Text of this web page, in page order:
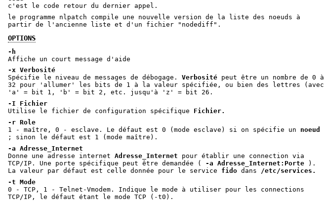
c'est le code retour du dernier appel.
le programme nlpatch compile une nouvelle version de la liste des noeuds à
partir de l'ancienne liste et d'un fichier "nodediff".
OPTIONS
-h
Affiche un court message d'aide
-x Verbosité
Spécifie le niveau de messages de débogage. Verbosité peut être un nombre de 0 à
32 pour 'allumer' les bits de 1 à la valeur spécifiée, ou bien des lettres (avec
'a' = bit 1, 'b' = bit 2, etc. jusqu'à 'z' = bit 26.
-I Fichier
Utilise le fichier de configuration spécifique Fichier.
-r Role
1 - maître, 0 - esclave. Le défaut est 0 (mode esclave) si on spécifie un noeud
; sinon le défaut est 1 (mode maître).
-a Adresse_Internet
Donne une adresse internet Adresse_Internet pour établir une connection via
TCP/IP. Une porte spécifique peut être demandée ( -a Adresse_Internet:Porte ).
La valeur par défaut est celle donnée pour le service fido dans
/etc/services.
-t Mode
0 - TCP, 1 - Telnet-Vmodem. Indique le mode à utiliser pour les connections
TCP/IP, le défaut étant le mode TCP (-t0).